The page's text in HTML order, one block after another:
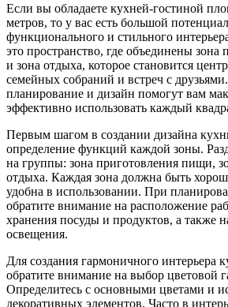
Если вы обладаете кухней-гостиной
метров, то у вас есть большой
функционального и стильного
это пространство, где объединены
и зона отдыха, которое становится
семейных собраний и встреч с
планирование и дизайн помогут вам
эффективно использовать каждый
Первым шагом в создании дизайна
определение функций каждой зоны.
на группы: зона приготовления пищи,
отдыха. Каждая зона должна быть
удобна в использовании. При
обратите внимание на расположение
хранения посуды и продуктов, а также
освещения.
Для создания гармоничного интерьера
обратите внимание на выбор цветовой
Определитесь с основными цветами и
декоративных элементов. Часто в